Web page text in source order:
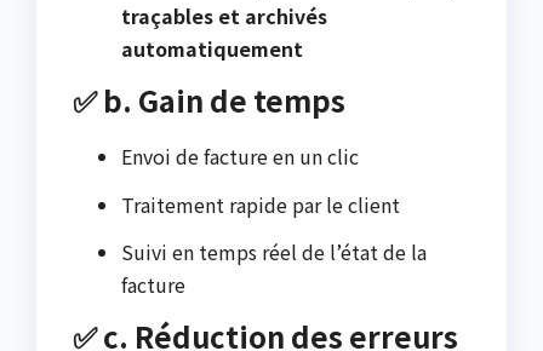
traçables et archivés
automatiquement
✅ b. Gain de temps
Envoi de facture en un clic
Traitement rapide par le client
Suivi en temps réel de l’état de la
facture
✅ c. Réduction des erreurs